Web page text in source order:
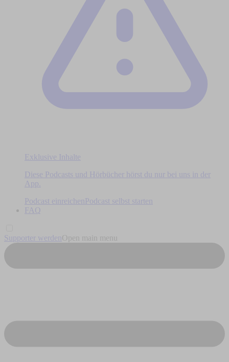
Exklusive Inhalte
Diese Podcasts und Hörbücher hörst du nur bei uns in der
App.
Podcast einreichen
Podcast selbst starten
FAQ
Supporter werden Open main menu